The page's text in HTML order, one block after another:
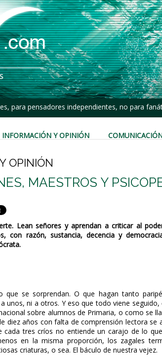
para pensadores independientes, no para
INFORMACIÓN Y OPINIÓN
OPINIÓN
MAESTROS Y
Lean señores y aprendan a criticar al
con razón, sustancia, decencia y
que se sorprendan. O que hagan tanto
unos, ni a otros. Y eso que todo viene
sobre alumnos de Primaria, o como se
diez años con falta de comprensión lectora se
cada tres críos no entiende un carajo de lo
en la misma proporción, los zagales
criaturas, o sea. El báculo de nuestra vejez.